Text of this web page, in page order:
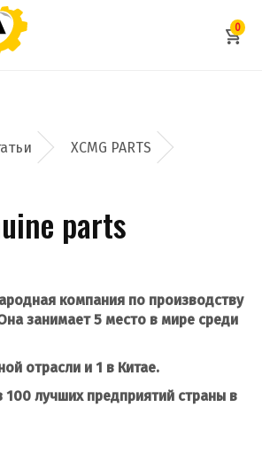
0
XCMG PARTS
parts
компания по производству
занимает 5 место в мире среди
отрасли и 1 в Китае.
100 лучших предприятий страны в